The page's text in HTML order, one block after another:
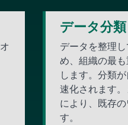
データ分類
データを整理
め、組織の最
します。分類
速化されます
により、既存
す。